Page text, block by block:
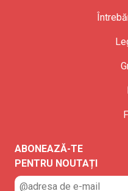
ABONEAZĂ-TE
PENTRU NOUTAȚI